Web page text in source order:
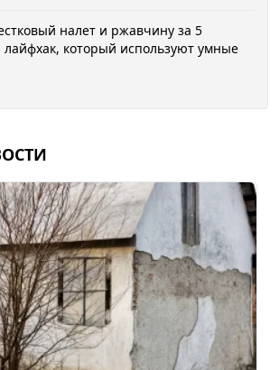
налет и ржавчину за 5
лайфхак, который используют умные